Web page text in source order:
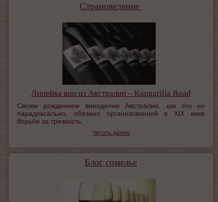
Страноведение
Линейка вин из Австралии – Kangarilla Road
Своим рождением виноделие Австралии, как это ни
парадоксально, обязано организованной в XIX веке
борьбе за трезвость.
Читать далее
Блог сомелье